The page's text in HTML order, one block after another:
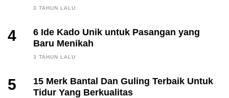
3 TAHUN LALU
4
6 Ide Kado Unik untuk Pasangan yang
Baru Menikah
3 TAHUN LALU
5
15 Merk Bantal Dan Guling Terbaik Untuk
Tidur Yang Berkualitas